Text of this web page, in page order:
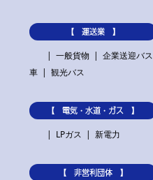
【 運送業 】
一般貨物
企業送迎バス
車
観光バス
【 電気・水道・ガス 】
LPガス
新電力
【 非営利団体 】